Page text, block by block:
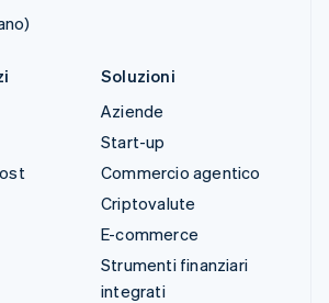
Soluzioni
Aziende
Start-up
Commercio agentico
Criptovalute
E-commerce
Strumenti finanziari
integrati